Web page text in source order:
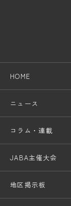
HOME
ニュース
コラム・連載
JABA主催大会
地区掲示板